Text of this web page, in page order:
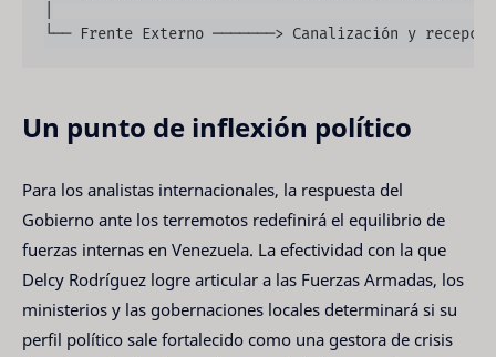
Un punto de inflexión político
Para los analistas internacionales, la respuesta del
Gobierno ante los terremotos redefinirá el equilibrio de
fuerzas internas en Venezuela. La efectividad con la que
Delcy Rodríguez logre articular a las Fuerzas Armadas, los
ministerios y las gobernaciones locales determinará si su
perfil político sale fortalecido como una gestora de crisis